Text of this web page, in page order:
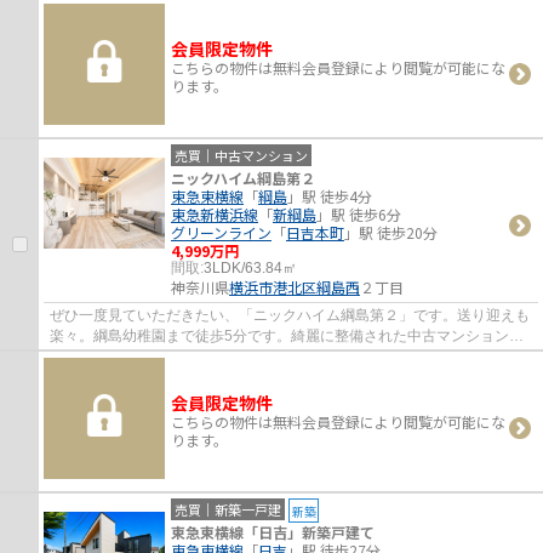
会員限定物件
こちらの物件は無料会員登録により閲覧が可能にな
ります。
売買｜中古マンション
ニックハイム綱島第２
東急東横線 「綱島」駅 徒歩4分
東急新横浜線 「新綱島」駅 徒歩6分
グリーンライン 「日吉本町」駅 徒歩20分
4,999万円
間取:3LDK/63.84㎡
神奈川県横浜市港北区綱島西 ２丁目
ぜひ一度見ていただきたい、「ニックハイム綱島第２」です。送り迎えも
楽々。綱島幼稚園まで徒歩5分です。綺麗に整備された中古マンションで
清潔感を感じます。エレベーター付きの物件...
会員限定物件
こちらの物件は無料会員登録により閲覧が可能にな
ります。
売買｜新築一戸建 新築
東急東横線「日吉」新築戸建て